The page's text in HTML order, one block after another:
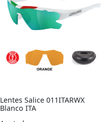
Lentes Salice 011ITARWX
Blanco ITA